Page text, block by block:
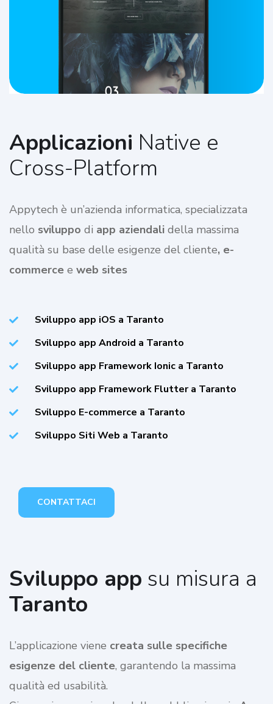
Applicazioni Native e
Cross-Platform
Appytech è un’azienda informatica, specializzata
nello sviluppo di app aziendali della massima
qualità su base delle esigenze del cliente, e-
commerce e web sites
Sviluppo app iOS a Taranto
Sviluppo app Android a Taranto
Sviluppo app Framework Ionic a Taranto
Sviluppo app Framework Flutter a Taranto
Sviluppo E-commerce a Taranto
Sviluppo Siti Web a Taranto
CONTATTACI
Sviluppo app su misura a
Taranto
L’applicazione viene creata sulle specifiche
esigenze del cliente, garantendo la massima
qualità ed usabilità.